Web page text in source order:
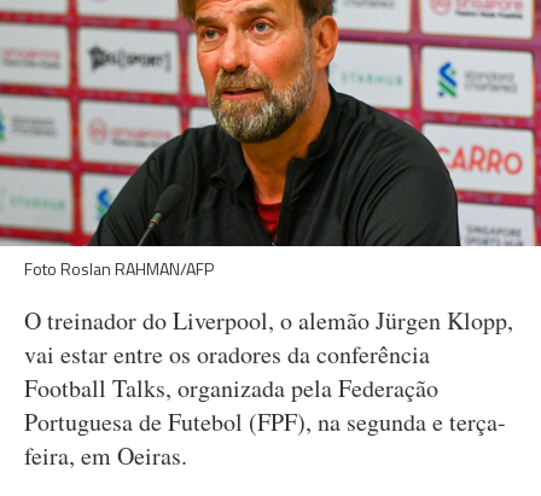
Foto Roslan RAHMAN/AFP
O treinador do Liverpool, o alemão Jürgen Klopp,
vai estar entre os oradores da conferência
Football Talks, organizada pela Federação
Portuguesa de Futebol (FPF), na segunda e terça-
feira, em Oeiras.